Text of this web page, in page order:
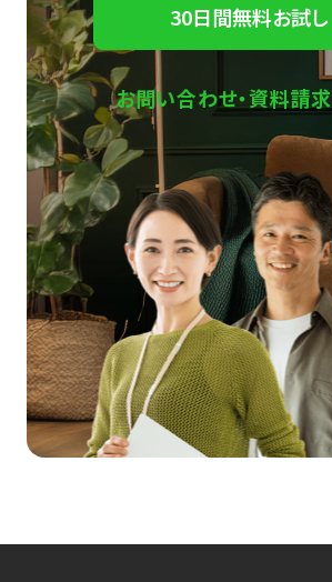
30日間無料お試し
お問い合わせ・資料請求